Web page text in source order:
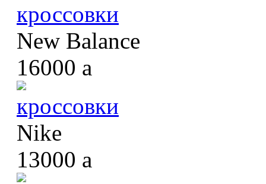
кроссовки
New Balance
16000 a
кроссовки
Nike
13000 a